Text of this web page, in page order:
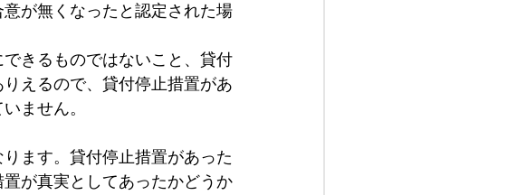
が無くなったと認定された場
きるものではないこと、貸付
えるので、貸付停止措置があ
ません。
ます。貸付停止措置があった
が真実としてあったかどうか